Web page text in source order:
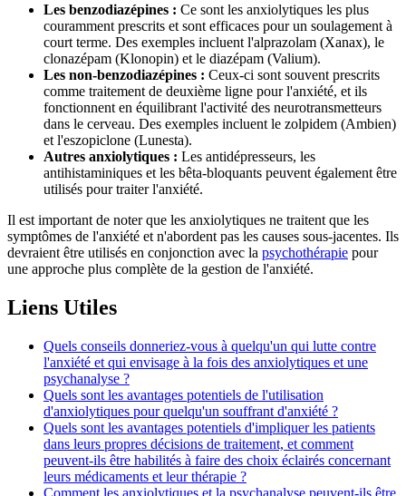
Les benzodiazépines : Ce sont les anxiolytiques les plus
couramment prescrits et sont efficaces pour un soulagement à
court terme. Des exemples incluent l'alprazolam (Xanax), le
clonazépam (Klonopin) et le diazépam (Valium).
Les non-benzodiazépines : Ceux-ci sont souvent prescrits
comme traitement de deuxième ligne pour l'anxiété, et ils
fonctionnent en équilibrant l'activité des neurotransmetteurs
dans le cerveau. Des exemples incluent le zolpidem (Ambien)
et l'eszopiclone (Lunesta).
Autres anxiolytiques : Les antidépresseurs, les
antihistaminiques et les bêta-bloquants peuvent également être
utilisés pour traiter l'anxiété.
Il est important de noter que les anxiolytiques ne traitent que les
symptômes de l'anxiété et n'abordent pas les causes sous-jacentes. Ils
devraient être utilisés en conjonction avec la psychothérapie pour
une approche plus complète de la gestion de l'anxiété.
Liens Utiles
Quels conseils donneriez-vous à quelqu'un qui lutte contre
l'anxiété et qui envisage à la fois des anxiolytiques et une
psychanalyse ?
Quels sont les avantages potentiels de l'utilisation
d'anxiolytiques pour quelqu'un souffrant d'anxiété ?
Quels sont les avantages potentiels d'impliquer les patients
dans leurs propres décisions de traitement, et comment
peuvent-ils être habilités à faire des choix éclairés concernant
leurs médicaments et leur thérapie ?
Comment les anxiolytiques et la psychanalyse peuvent-ils être